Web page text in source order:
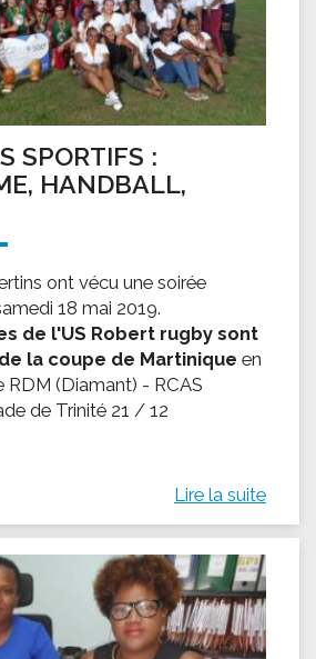
SPORTIFS :
HANDBALL,
ont vécu une soirée
18 mai 2019.
de l'US Robert rugby sont
la coupe de Martinique en
(Diamant) - RCAS
de Trinité 21 / 12
Lire la suite